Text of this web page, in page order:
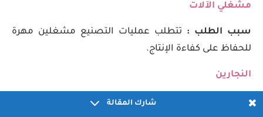
مشغلي الآلات
سبب الطلب : تتطلب عمليات التصنيع مشغلين مهرة
للحفاظ على كفاءة الإنتاج.
النجارين
لماذا الطلب عليها :ضرورية لبناء وتجديد العقارات
شارك المقالة